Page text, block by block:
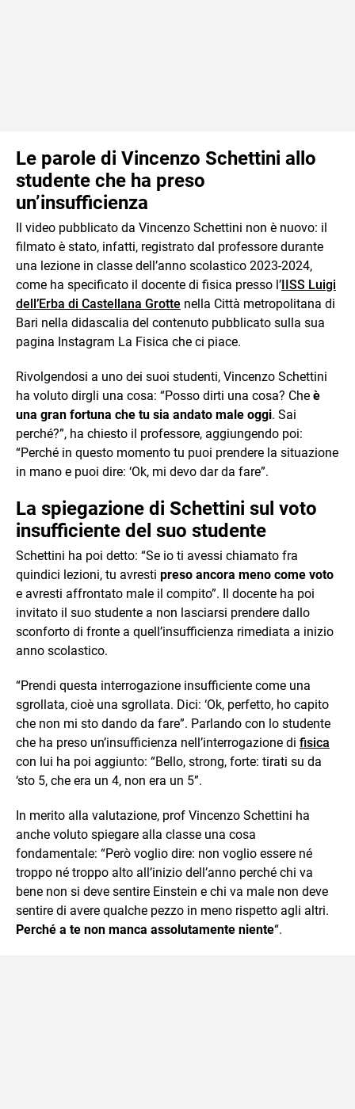
Le parole di Vincenzo Schettini allo
studente che ha preso
un’insufficienza
Il video pubblicato da Vincenzo Schettini non è nuovo: il
filmato è stato, infatti, registrato dal professore durante
una lezione in classe dell’anno scolastico 2023-2024,
come ha specificato il docente di fisica presso l’IISS Luigi
dell’Erba di Castellana Grotte nella Città metropolitana di
Bari nella didascalia del contenuto pubblicato sulla sua
pagina Instagram La Fisica che ci piace.
Rivolgendosi a uno dei suoi studenti, Vincenzo Schettini
ha voluto dirgli una cosa: “Posso dirti una cosa? Che è
una gran fortuna che tu sia andato male oggi. Sai
perché?”, ha chiesto il professore, aggiungendo poi:
“Perché in questo momento tu puoi prendere la situazione
in mano e puoi dire: ‘Ok, mi devo dar da fare”.
La spiegazione di Schettini sul voto
insufficiente del suo studente
Schettini ha poi detto: “Se io ti avessi chiamato fra
quindici lezioni, tu avresti preso ancora meno come voto
e avresti affrontato male il compito”. Il docente ha poi
invitato il suo studente a non lasciarsi prendere dallo
sconforto di fronte a quell’insufficienza rimediata a inizio
anno scolastico.
“Prendi questa interrogazione insufficiente come una
sgrollata, cioè una sgrollata. Dici: ‘Ok, perfetto, ho capito
che non mi sto dando da fare”. Parlando con lo studente
che ha preso un’insufficienza nell’interrogazione di fisica
con lui ha poi aggiunto: “Bello, strong, forte: tirati su da
‘sto 5, che era un 4, non era un 5”.
In merito alla valutazione, prof Vincenzo Schettini ha
anche voluto spiegare alla classe una cosa
fondamentale: “Però voglio dire: non voglio essere né
troppo né troppo alto all’inizio dell’anno perché chi va
bene non si deve sentire Einstein e chi va male non deve
sentire di avere qualche pezzo in meno rispetto agli altri.
Perché a te non manca assolutamente niente“.